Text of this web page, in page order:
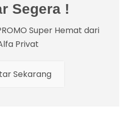
Segera !
Super Hemat dari
Privat
Sekarang